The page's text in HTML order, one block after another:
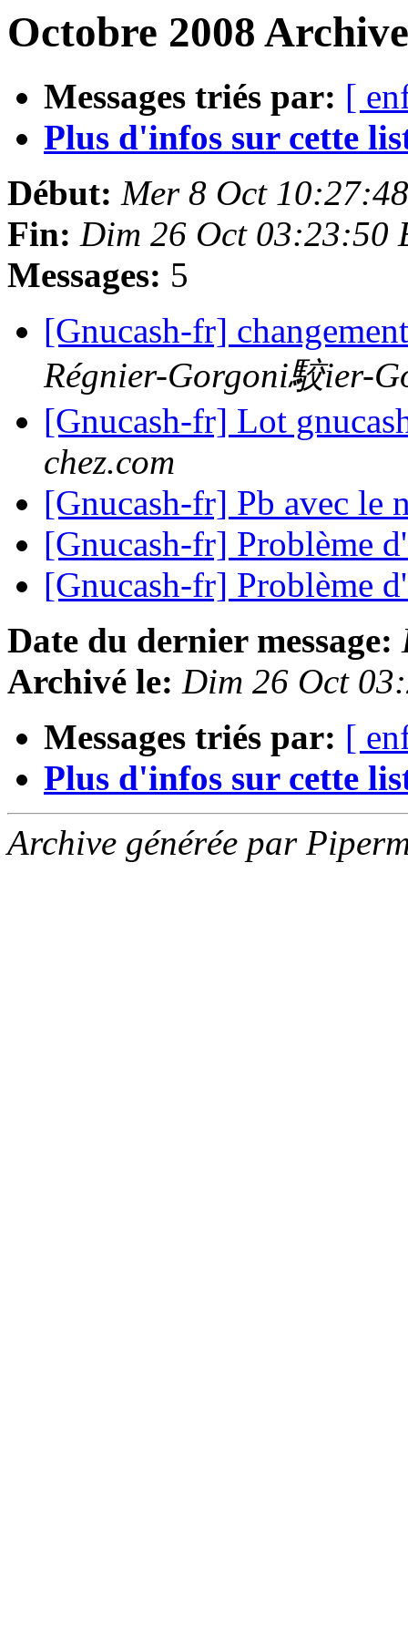
Octobre 2008
Messages triés par: [
Plus d'infos sur cette
Début: Mer 8 Oct
Fin: Dim 26 Oct 03:23:50
Messages: 5
[Gnucash-fr]
Régnier-Gorgoni駮ier-
[Gnucash-fr] Lot
chez.com
[Gnucash-fr] Pb avec le
[Gnucash-fr] Problème
[Gnucash-fr] Problème
Date du dernier message:
Archivé le: Dim 26 Oct
Messages triés par: [
Plus d'infos sur cette
Archive générée par